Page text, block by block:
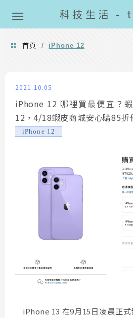
科技生活 -
首頁 / iPhone 12
2021.10.05
iPhone 12 哪裡買最便宜？
12，4/18蝦皮商城安心購85折
iPhone 12
iPhone 13 在9月15日凌晨正